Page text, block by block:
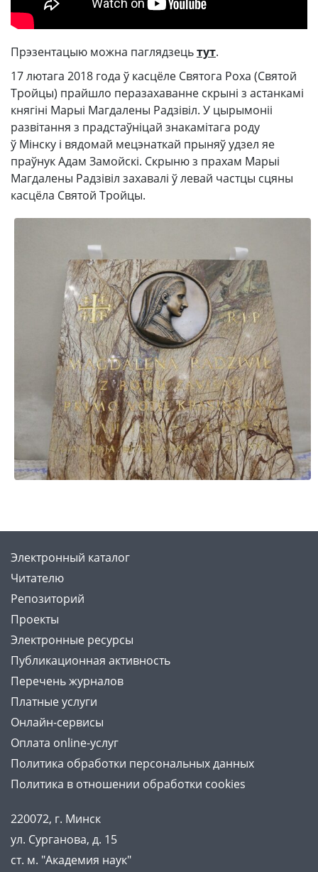
Прэзентацыю можна паглядзецьтут.
17 лютага 2018 года ў касцёле Святога Роха (Святой
Тройцы) прайшло перазахаванне скрыні з астанкамі
княгіні Марыі Магдалены Радзівіл. У цырымоніі
развітання з прадстаўніцай знакамітага роду
ў Мінску і вядомай мецэнаткай прыняў удзел яе
праўнук Адам Замойскі. Скрыню з прахам Марыі
Магдалены Радзівіл захавалі ў левай частцы сцяны
касцёла Святой Тройцы.
Электронный каталог
Читателю
Репозиторий
Проекты
Электронные ресурсы
Публикационная активность
Перечень журналов
Платные услуги
Онлайн-сервисы
Оплата online-услуг
Политика обработки персональных данных
Политика в отношении обработки cookies
220072, г. Минск
ул. Сурганова, д. 15
ст. м. "Академия наук"